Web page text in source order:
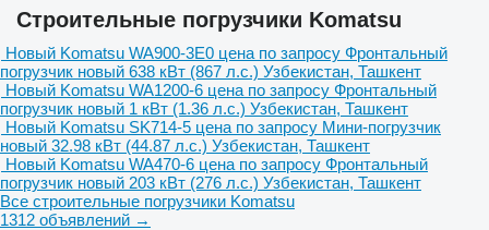
Строительные погрузчики Komatsu
Новый Komatsu WA900-3E0 цена по запросу Фронтальный
погрузчик новый 638 кВт (867 л.с.) Узбекистан, Ташкент
Новый Komatsu WA1200-6 цена по запросу Фронтальный
погрузчик новый 1 кВт (1.36 л.с.) Узбекистан, Ташкент
Новый Komatsu SK714-5 цена по запросу Мини-погрузчик
новый 32.98 кВт (44.87 л.с.) Узбекистан, Ташкент
Новый Komatsu WA470-6 цена по запросу Фронтальный
погрузчик новый 203 кВт (276 л.с.) Узбекистан, Ташкент
Все строительные погрузчики Komatsu
1312 объявлений →